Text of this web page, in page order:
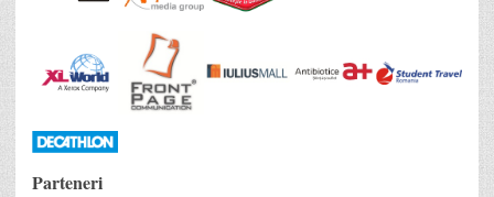
Parteneri